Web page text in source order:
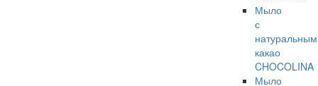
Мыло
с
натуральным
какао
CHOCOLINA
Мыло